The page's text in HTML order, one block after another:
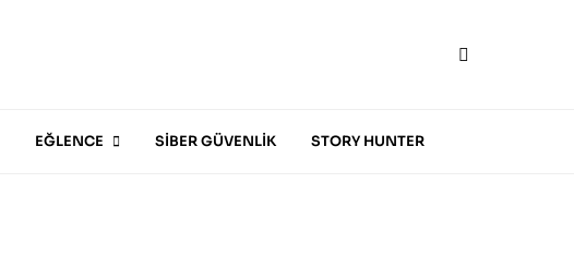
EĞLENCE SİBER GÜVENLİK STORY HUNTER